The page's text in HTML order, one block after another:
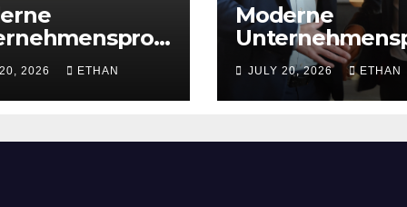
für nachhaltige
2026 ETHAN
Moderne
esse für
g
JULY 20, 2026 ETHAN